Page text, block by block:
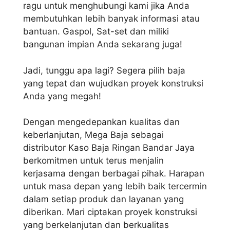
ragu untuk menghubungi kami jika Anda
membutuhkan lebih banyak informasi atau
bantuan. Gaspol, Sat-set dan miliki
bangunan impian Anda sekarang juga!
Jadi, tunggu apa lagi? Segera pilih baja
yang tepat dan wujudkan proyek konstruksi
Anda yang megah!
Dengan mengedepankan kualitas dan
keberlanjutan, Mega Baja sebagai
distributor Kaso Baja Ringan Bandar Jaya
berkomitmen untuk terus menjalin
kerjasama dengan berbagai pihak. Harapan
untuk masa depan yang lebih baik tercermin
dalam setiap produk dan layanan yang
diberikan. Mari ciptakan proyek konstruksi
yang berkelanjutan dan berkualitas